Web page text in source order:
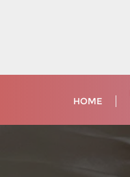
inhoud
HOME